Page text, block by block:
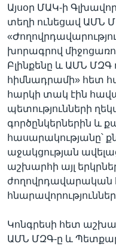
Այսօր ՄԱԿ-ի
տեղի ունեցավ ԱՄՆ
խորագրով
Բլինքենը և ԱՄՆ
հիմնադրամի» հետ
հարկի տակ էին
պետությունների
գործընկերներին և
հասարակությանը՝
աջակցության
աշխարհի այլ
ժողովրդավարական
Կոնգրեսի հետ
ԱՄՆ ՄԶԳ-ը և